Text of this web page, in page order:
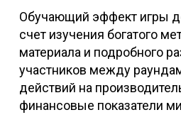
Обучающий эффект игры
счет изучения богатого
материала и подробного
участников между
действий на
финансовые показатели